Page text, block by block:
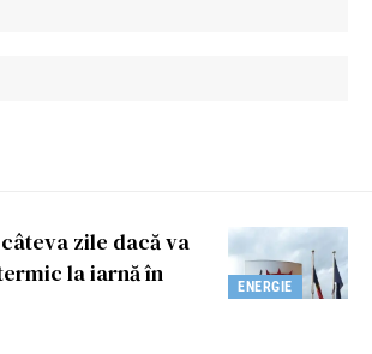
ENERGIE
zile dacă va
la iarnă în